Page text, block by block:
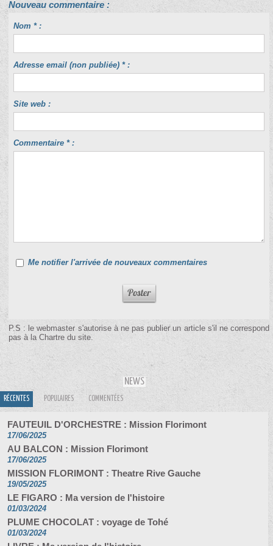
Nouveau commentaire :
Nom * :
Adresse email (non publiée) * :
Site web :
Commentaire * :
Me notifier l'arrivée de nouveaux commentaires
P.S : le webmaster s'autorise à ne pas publier un article s'il ne correspond
pas à la Chartre du site.
NEWS
RÉCENTES POPULAIRES COMMENTÉES
FAUTEUIL D'ORCHESTRE : Mission Florimont
17/06/2025
AU BALCON : Mission Florimont
17/06/2025
MISSION FLORIMONT : Theatre Rive Gauche
19/05/2025
LE FIGARO : Ma version de l'histoire
01/03/2024
PLUME CHOCOLAT : voyage de Tohé
01/03/2024